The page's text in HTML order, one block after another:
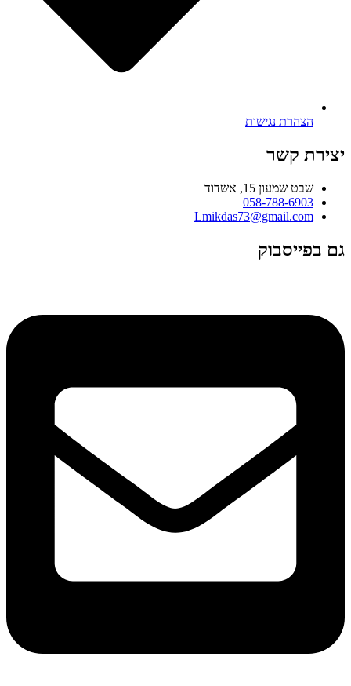
הצהרת נגישות
יצירת קשר
שבט שמעון 15, אשדוד
058-788-6903
Lmikdas73@gmail.com
גם בפייסבוק